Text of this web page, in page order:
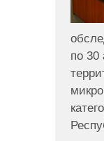
по 30